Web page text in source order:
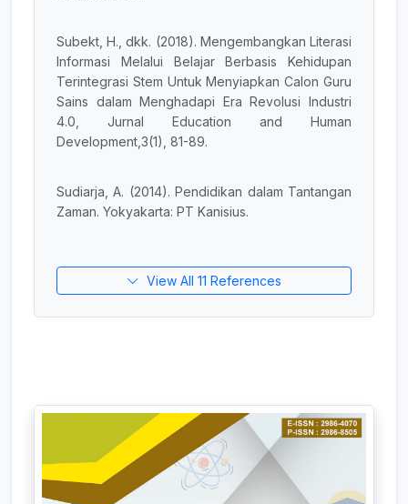
Subekt, H., dkk. (2018). Mengembangkan Literasi
Informasi Melalui Belajar Berbasis Kehidupan
Terintegrasi Stem Untuk Menyiapkan Calon Guru
Sains dalam Menghadapi Era Revolusi Industri
4.0, Jurnal Education and Human
Development,3(1), 81-89.
Sudiarja, A. (2014). Pendidikan dalam Tantangan
Zaman. Yokyakarta: PT Kanisius.
View All 11 References